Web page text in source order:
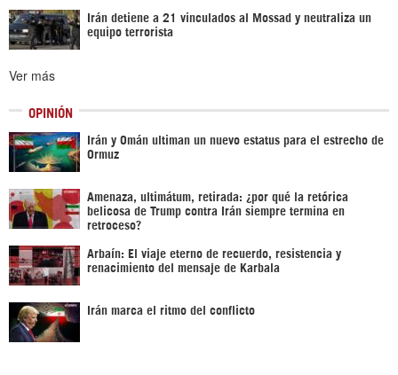
Irán detiene a 21 vinculados al Mossad y neutraliza un
equipo terrorista
Ver más
OPINIÓN
Irán y Omán ultiman un nuevo estatus para el estrecho de
Ormuz
Amenaza, ultimátum, retirada: ¿por qué la retórica
belicosa de Trump contra Irán siempre termina en
retroceso?
Arbaín: El viaje eterno de recuerdo, resistencia y
renacimiento del mensaje de Karbala
Irán marca el ritmo del conflicto